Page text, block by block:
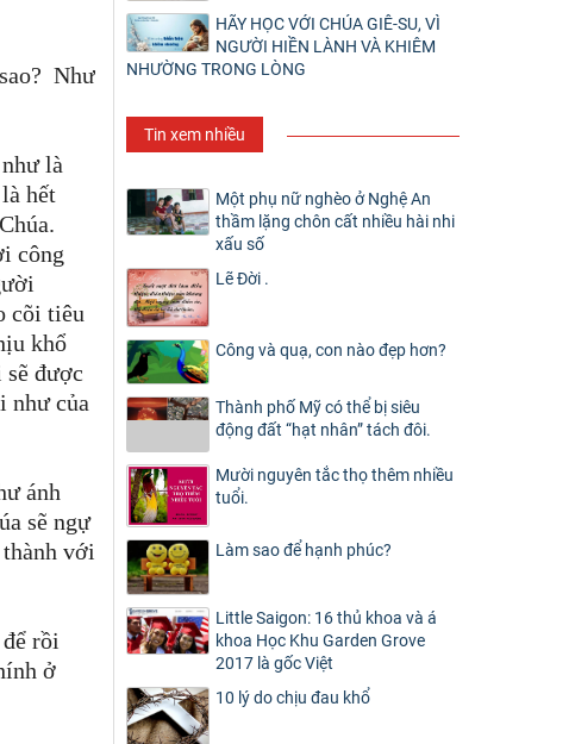
Như
là
hết
công
cõi tiêu
khổ
được
như của
ánh
sẽ ngự
với
rồi
ở
HÃY HỌC VỚI CHÚA GIÊ-SU, VÌ
NGƯỜI HIỀN LÀNH VÀ KHIÊM
NHƯỜNG TRONG LÒNG
Tin xem nhiều
Một phụ nữ nghèo ở Nghệ An
thầm lặng chôn cất nhiều hài nhi
xấu số
Lẽ Đời .
Công và quạ, con nào đẹp hơn?
Thành phố Mỹ có thể bị siêu
động đất “hạt nhân” tách đôi.
Mười nguyên tắc thọ thêm nhiều
tuổi.
Làm sao để hạnh phúc?
Little Saigon: 16 thủ khoa và á
khoa Học Khu Garden Grove
2017 là gốc Việt
10 lý do chịu đau khổ